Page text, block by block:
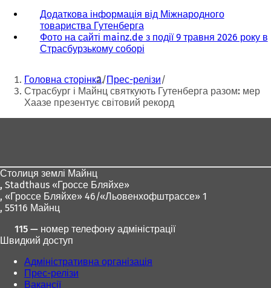
Додаткова інформація від Міжнародного
товариства Гутенберга(
В
і
р
и
в
а
с
н
і
в
к
Фото на сайті mainz.de з події 9 травня 2026 року в
Страсбурзькому соборі
Ти
тут:
Головна сторінка Прес-релізи
Страсбург і Майнц святкують Гутенберга разом: мер
Хаазе презентує світовий рекорд
Столиця землі Майнц
, Stadthaus «Гроссе Бляйхе»
, «Гроссе Бляйхе» 46/«Льовенхофштрассе» 1
, 55116 Майнц
115 — номер телефону адміністрації
Швидкий доступ
Адміністративна організація
Прес-релізи
Вакансії